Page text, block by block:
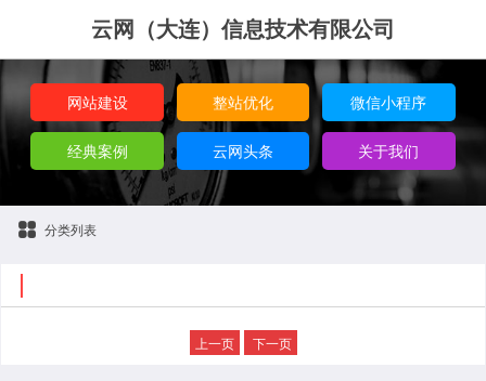
云网（大连）信息技术有限公司
网站建设 整站优化 微信小程序
经典案例 云网头条 关于我们
分类列表
上一页 下一页